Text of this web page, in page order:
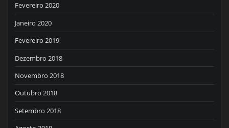
Fevereiro 2020
Janeiro 2020
Fevereiro 2019
Dezembro 2018
Novembro 2018
Outubro 2018
Setembro 2018